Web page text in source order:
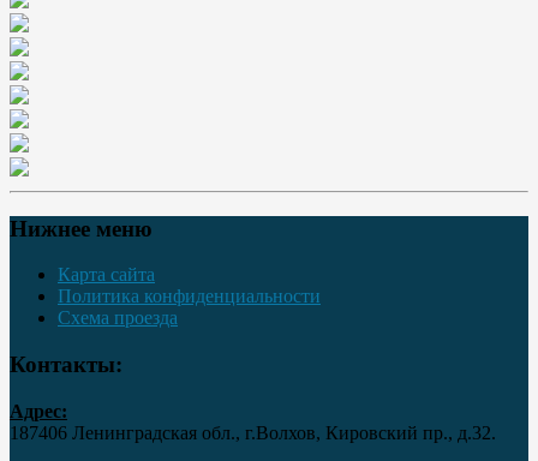
Нижнее меню
Карта сайта
Политика конфиденциальности
Схема проезда
Контакты:
Адрес:
187406 Ленинградская обл., г.Волхов, Кировский пр., д.32.